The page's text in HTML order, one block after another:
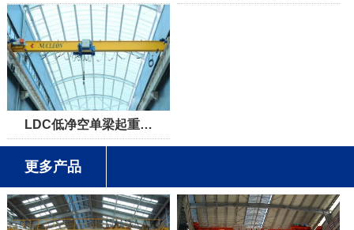
LDC低净空单梁起重…
更多产品